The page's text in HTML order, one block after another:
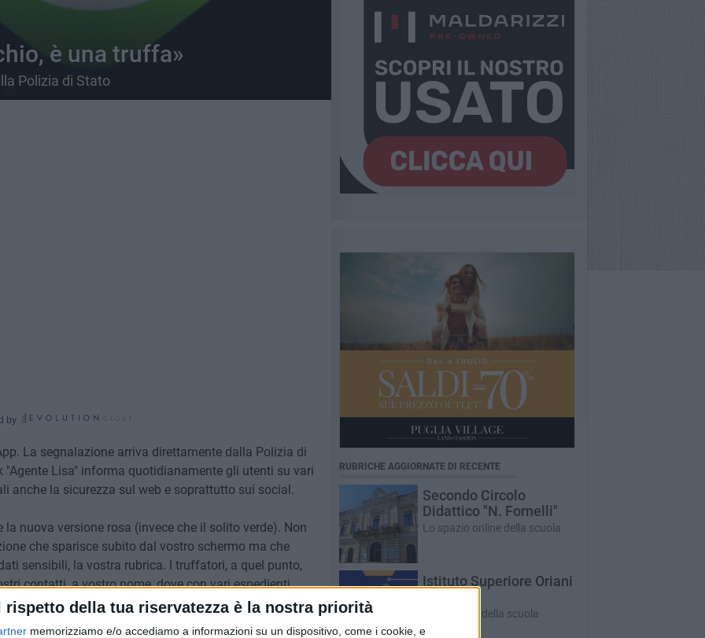
rispetto della tua riservatezza è la nostra priorità
memorizziamo e/o accediamo a informazioni su un dispositivo, come i cookie, e
è una truffa»
Polizia di Stato
by
La segnalazione arriva direttamente dalla Polizia di
Lisa" informa quotidianamente gli utenti su vari
anche la sicurezza sul web e soprattutto sui social.
nuova versione rosa (invece che il solito verde). Non
che sparisce subito dal vostro schermo ma che
sensibili, la vostra rubrica. I truffatori, a quel punto,
contatti, a vostro nome, dove con vari espedienti
anche a loro i dati sensibili. Quindi mi raccomando:
via sms, via chat e siete a posto» è stato rimarcato.
RUBRICHE AGGIORNATE DI RECENTE
Secondo Circolo
Didattico "N. Fornelli"
Lo spazio online della scuola
Istituto Superiore Oriani
Le iniziative della scuola